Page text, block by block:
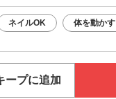
ネイルOK 体を動かす
ープに追加